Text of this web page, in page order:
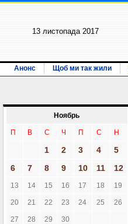
13 листопада 2017
Анонс Щоб ми так жили
Ноябрь
П В С Ч П С Н
1 2 3 4
5
6
7 8 9 10 11 12
13 14 15 16 17 18 19
20 21 22 23 24 25 26
27 28 29 30